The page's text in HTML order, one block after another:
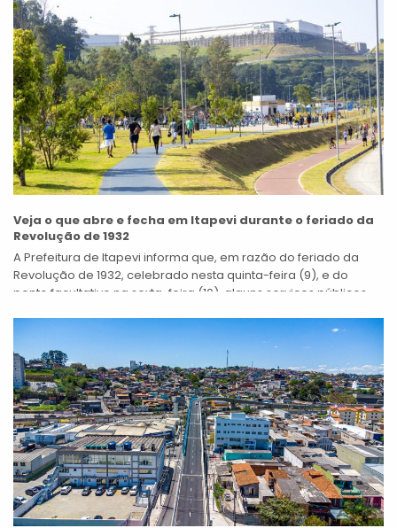
Veja o que abre e fecha em Itapevi durante o feriado da
Revolução de 1932
A Prefeitura de Itapevi informa que, em razão do feriado da
Revolução de 1932, celebrado nesta quinta-feira (9), e do
ponto facultativo na sexta-feira (10), alguns serviços públicos